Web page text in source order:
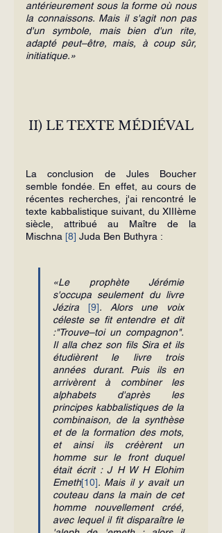
antérieurement sous la forme où nous
la connaissons. Mais il s'agit non pas
d'un symbole, mais bien d'un rite,
adapté peut–être, mais, à coup sûr,
initiatique.»
II) LE TEXTE MÉDIÉVAL
La conclusion de Jules Boucher
semble fondée. En effet, au cours de
récentes recherches, j'ai rencontré le
texte kabbalistique suivant, du XIIIème
siècle, attribué au Maître de la
Mischna [8] Juda Ben Buthyra :
«Le prophète Jérémie
s'occupa seulement du livre
Jézira [9]. Alors une voix
céleste se fit entendre et dit
:"Trouve–toi un compagnon".
Il alla chez son fils Sira et ils
étudièrent le livre trois
années durant. Puis ils en
arrivèrent à combiner les
alphabets d'après les
principes kabbalistiques de la
combinaison, de la synthèse
et de la formation des mots,
et ainsi ils créèrent un
homme sur le front duquel
était écrit : J H W H Elohim
Emeth[10]. Mais il y avait un
couteau dans la main de cet
homme nouvellement créé,
avec lequel il fit disparaître le